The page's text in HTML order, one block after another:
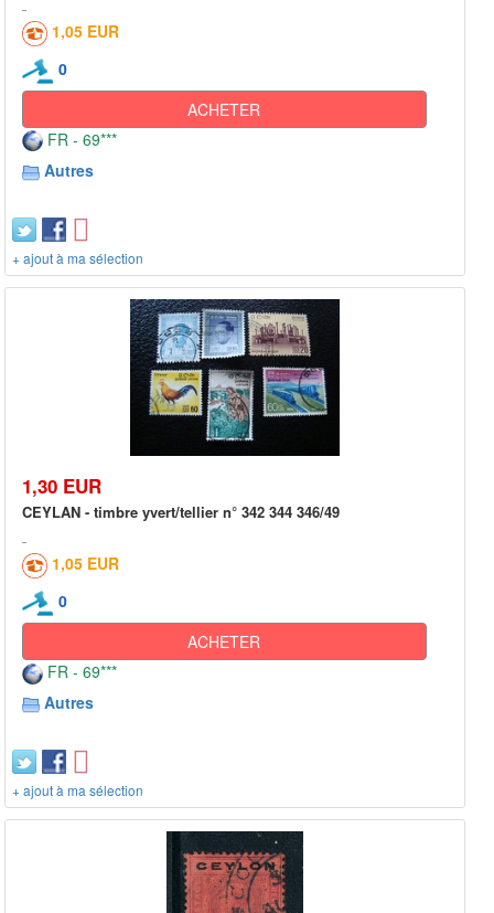
1,05 EUR
0
ACHETER
FR - 69***
Autres
+ ajout à ma sélection
1,30 EUR
CEYLAN - timbre yvert/tellier n° 342 344 346/49
1,05 EUR
0
ACHETER
FR - 69***
Autres
+ ajout à ma sélection